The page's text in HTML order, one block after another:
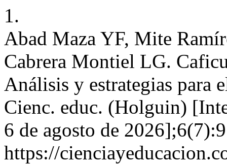
1.
Abad Maza YF, Mite
Cabrera Montiel LG.
Análisis y estrategias para
Cienc. educ. (Holguin)
6 de agosto de
https://